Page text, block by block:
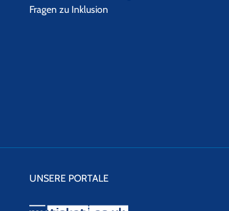
Fragen zu Inklusion
UNSERE PORTALE